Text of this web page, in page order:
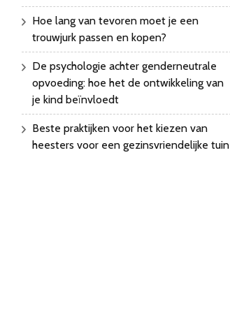
Hoe lang van tevoren moet je een
trouwjurk passen en kopen?
De psychologie achter genderneutrale
opvoeding: hoe het de ontwikkeling van
je kind beïnvloedt
Beste praktijken voor het kiezen van
heesters voor een gezinsvriendelijke tuin